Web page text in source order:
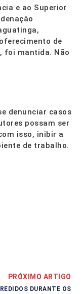
e ao Superior
de
foi mantida. Não
denunciar casos
possam ser
isso, inibir a
de trabalho.
PRÓXIMO ARTIGO
DURANTE OS